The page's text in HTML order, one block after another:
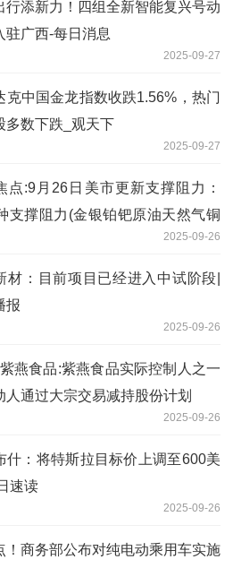
行添新力！四组全新智能复兴号动
驻广西-每日消息
2025-09-27
克中国金龙指数收跌1.56%，热门
多数下跌_观天下
2025-09-27
点:9月26日美市更新支撑阻力：
支撑阻力(金银铂钯原油天然气铜
2025-09-26
材：目前项目已经进入中试阶段|
报
2025-09-26
燕食品:紫燕食品实际控制人之一
人通过大宗交易减持股份计划
2025-09-26
什：将特斯拉目标价上调至600美
速读
2025-09-26
！商务部公布对纯电动乘用车实施